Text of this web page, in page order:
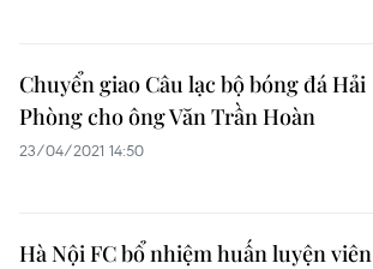
Chuyển giao Câu lạc bộ bóng đá Hải
Phòng cho ông Văn Trần Hoàn
23/04/2021 14:50
Hà Nội FC bổ nhiệm huấn luyện viên